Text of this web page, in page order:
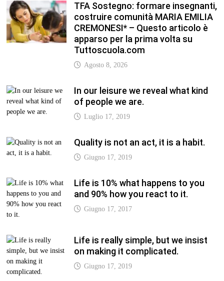
TFA Sostegno: formare insegnanti,
costruire comunità MARIA EMILIA
CREMONESI* – Questo articolo è
apparso per la prima volta su
Tuttoscuola.com
Agosto 8, 2026
In our leisure we reveal what kind
of people we are.
Luglio 17, 2019
Quality is not an act, it is a habit.
Giugno 17, 2019
Life is 10% what happens to you
and 90% how you react to it.
Giugno 17, 2017
Life is really simple, but we insist
on making it complicated.
Giugno 17, 2019